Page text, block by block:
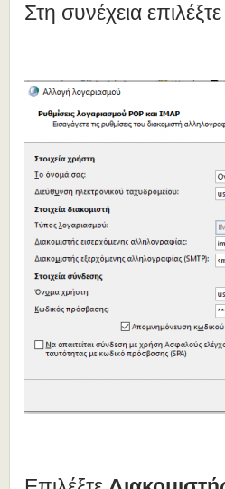
Στη συνέχεια επιλέξτε